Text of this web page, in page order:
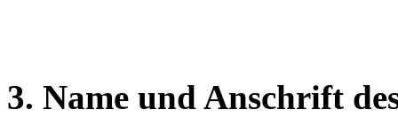
3. Name und Anschrift